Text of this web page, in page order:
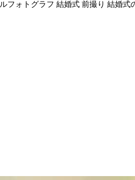
フォトグラフ 結婚式 前撮り 結婚